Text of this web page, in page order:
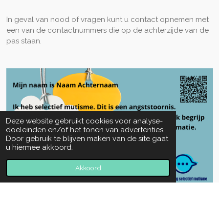
Deze website gebruikt cookies voor analyse-
doeleinden en/of het tonen van advertenties.
Door gebruik te blijven maken van de site gaat
u hiermee akkoord.
Akkoord
In geval van nood of vragen kunt u contact opnemen met
een van de contactnummers die op de achterzijde van de
pas staan.